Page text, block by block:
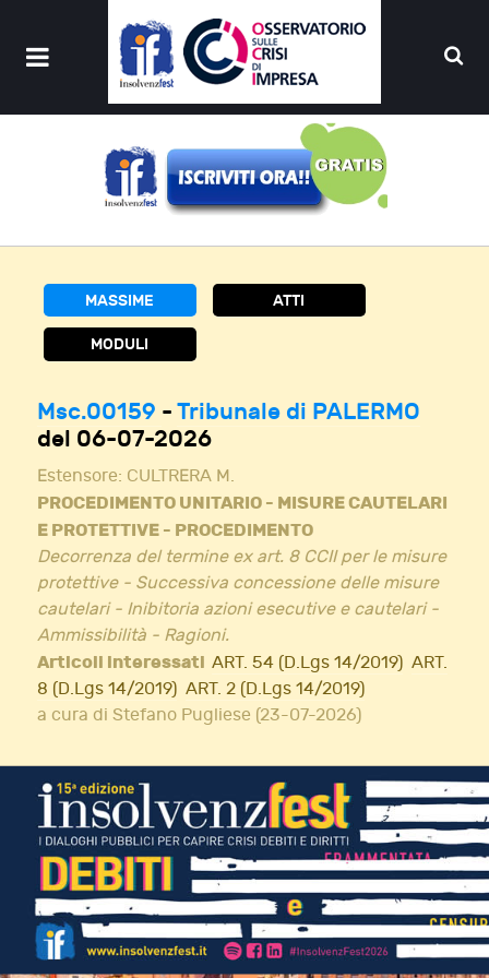
MASSIME ATTI
MODULI
Msc.00159 - Tribunale di PALERMO
del 06-07-2026
Estensore: CULTRERA M.
PROCEDIMENTO UNITARIO - MISURE CAUTELARI
E PROTETTIVE - PROCEDIMENTO
Decorrenza del termine ex art. 8 CCII per le misure
protettive - Successiva concessione delle misure
cautelari - Inibitoria azioni esecutive e cautelari -
Ammissibilità - Ragioni.
Articoli interessati ART. 54 (D.Lgs 14/2019) ART.
8 (D.Lgs 14/2019) ART. 2 (D.Lgs 14/2019)
a cura di Stefano Pugliese (23-07-2026)